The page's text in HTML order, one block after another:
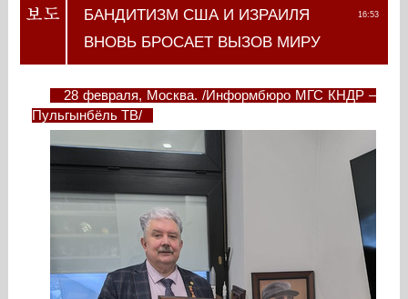
16:53
БАНДИТИЗМ США И ИЗРАИЛЯ
ВНОВЬ БРОСАЕТ ВЫЗОВ МИРУ
28 февраля, Москва. /Информбюро МГС КНДР –
Пульгынбёль ТВ/